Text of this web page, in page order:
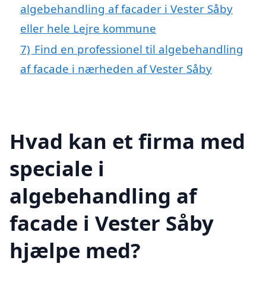
algebehandling af facader i Vester Såby
eller hele Lejre kommune
7) Find en professionel til algebehandling
af facade i nærheden af Vester Såby
Hvad kan et firma med
speciale i
algebehandling af
facade i Vester Såby
hjælpe med?